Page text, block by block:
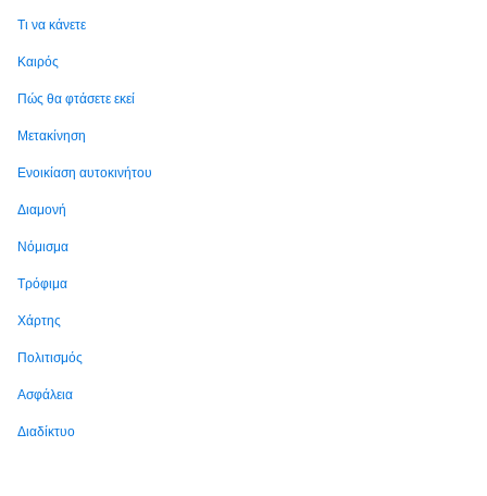
Τι να κάνετε
Καιρός
Πώς θα φτάσετε εκεί
Μετακίνηση
Ενοικίαση αυτοκινήτου
Διαμονή
Νόμισμα
Τρόφιμα
Χάρτης
Πολιτισμός
Ασφάλεια
Διαδίκτυο